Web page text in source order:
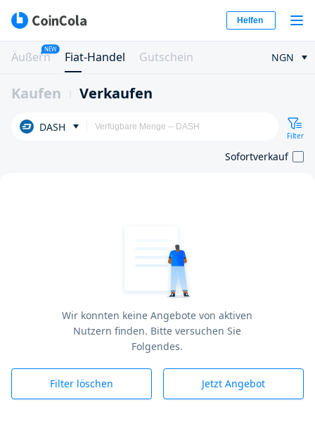
Helfen
Äußern
NEW
Fiat-Handel Gutschein NGN
Kaufen Verkaufen
DASH
Filter
Sofortverkauf
Wir konnten keine Angebote von aktiven
Nutzern finden. Bitte versuchen Sie
Folgendes.
Filter löschen Jetzt Angebot